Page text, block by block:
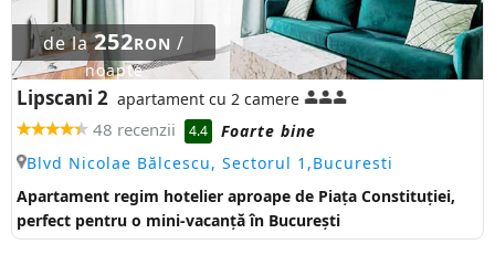
de la252RON /
noapte
Lipscani 2 apartament cu 2 camere
48 recenzii 4.4
Foarte bine
Blvd Nicolae Bălcescu, Sectorul 1,Bucuresti
Apartament regim hotelier aproape de Piața Constituției,
perfect pentru o mini-vacanță în București